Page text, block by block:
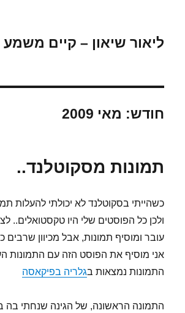
ליאור שיאון – קיים
חודש: מאי 2009
תמונות מסקוטלנד..
כשהייתי בסקוטלנד לא יכולתי להעלות
ולכן כל הפוסטים שלי היו טקסטואלים..
עובר ומוסיף תמונות, אבל מכיוון שרבים
אני מוסיף את הפוסט הזה עם התמונות
התמונות נמצאות בגלריה בפיקאסה
התמונה הראשונה, של הגינה שנחתי בה